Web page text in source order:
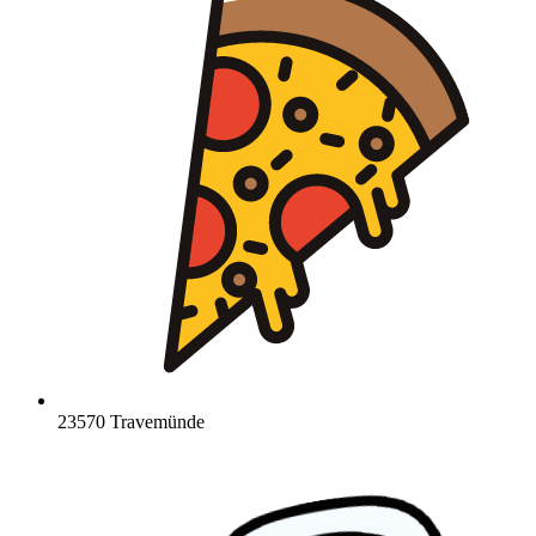
23570 Travemünde